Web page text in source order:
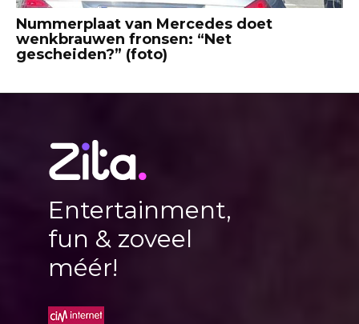
Nummerplaat van Mercedes doet
wenkbrauwen fronsen: “Net
gescheiden?” (foto)
Entertainment,
fun & zoveel
méér!